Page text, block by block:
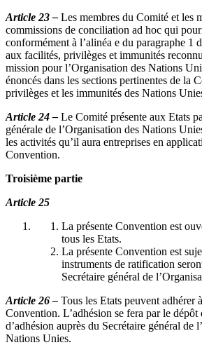
Article 23 – Les membres du Comité et les
commissions de conciliation ad hoc qui
conformément à l’alinéa e du paragraphe 1
aux facilités, privilèges et immunités
mission pour l’Organisation des Nations
énoncés dans les sections pertinentes de la
privilèges et les immunités des Nations
Article 24 – Le Comité présente aux Etats
générale de l’Organisation des Nations
les activités qu’il aura entreprises en
Convention.
Troisième partie
Article 25
La présente Convention est
tous les Etats.
La présente Convention est
instruments de ratification
Secrétaire général de
Article 26 – Tous les Etats peuvent adhérer
Convention. L’adhésion se fera par le dépôt
d’adhésion auprès du Secrétaire général de
Nations Unies.